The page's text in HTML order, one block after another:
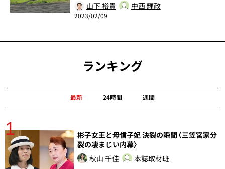
山下 裕貴
中西 輝政
2023/02/09
ランキング
最新 24時間 週間
1
彬子女王と母信子妃 決裂の瞬間〈三笠宮家分
裂の凄まじい内幕〉
秋山 千佳
本誌取材班